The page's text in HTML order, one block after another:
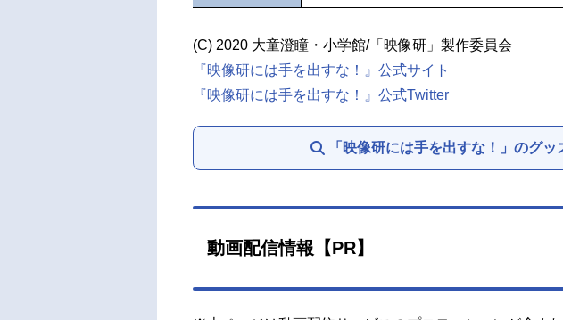
(C) 2020 大童澄瞳・小学館/「映像研」製作委員会
『映像研には手を出すな！』公式サイト
『映像研には手を出すな！』公式Twitter
「映像研には手を出すな！」のグッ
動画配信情報【PR】